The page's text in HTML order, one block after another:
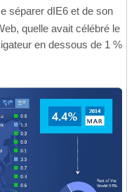
séparer dIE6 et de son
quelle avait célébré le
en dessous de 1 %